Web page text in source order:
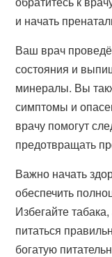
и начать
Ваш врач
состояния и
минералы. Вы
симптомы и
врачу помогут
предотвращать
Важно начать
обеспечить
Избегайте
питаться
богатую